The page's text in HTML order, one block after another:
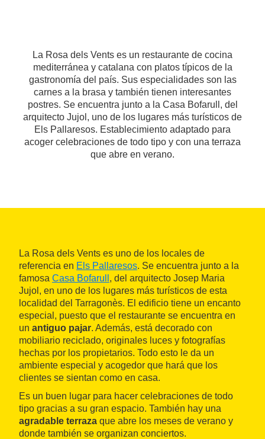
La Rosa dels Vents es un restaurante de cocina
mediterránea y catalana con platos típicos de la
gastronomía del país. Sus especialidades son las
carnes a la brasa y también tienen interesantes
postres. Se encuentra junto a la Casa Bofarull, del
arquitecto Jujol, uno de los lugares más turísticos de
Els Pallaresos. Establecimiento adaptado para
acoger celebraciones de todo tipo y con una terraza
que abre en verano.
La Rosa dels Vents es uno de los locales de
referencia en Els Pallaresos. Se encuentra junto a la
famosa Casa Bofarull , del arquitecto Josep Maria
Jujol, en uno de los lugares más turísticos de esta
localidad del Tarragonès. El edificio tiene un encanto
especial, puesto que el restaurante se encuentra en
un antiguo pajar. Además, está decorado con
mobiliario reciclado, originales luces y fotografías
hechas por los propietarios. Todo esto le da un
ambiente especial y acogedor que hará que los
clientes se sientan como en casa.
Es un buen lugar para hacer celebraciones de todo
tipo gracias a su gran espacio. También hay una
agradable terraza que abre los meses de verano y
donde también se organizan conciertos.